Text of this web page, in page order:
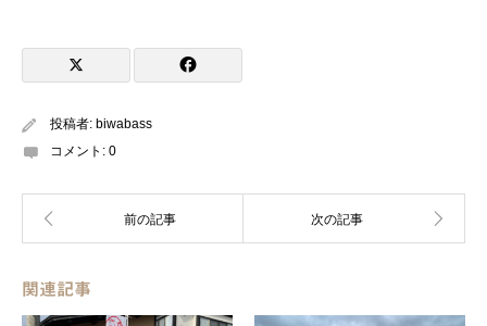
投稿者: biwabass
コメント: 0
関連記事